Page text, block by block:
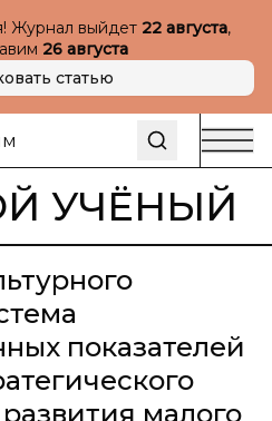
Журнал выйдет 22 августа,
26 августа
статью
УЧЁНЫЙ
показателей
малого